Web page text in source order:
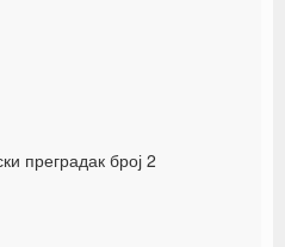
преградак број 2